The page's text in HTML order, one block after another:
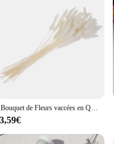
with a high-quality,
any ensemble. Whether
range of outfits, from casual
a touch of refinement to any
availability ensures you
Bouquet de Fleurs vaccées en Queue de Lapin pour Décoration de Mariage, Plantes Naturelles pour Photographie, 60 Pièces
3,59€